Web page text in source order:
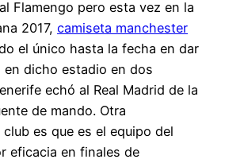
Flamengo pero esta vez en la
2017, camiseta manchester
el único hasta la fecha en dar
en dicho estadio en dos
echó al Real Madrid de la
de mando. Otra
es que es el equipo del
eficacia en finales de